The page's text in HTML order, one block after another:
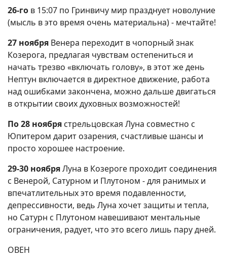
26-го в 15:07 по Гринвичу мир празднует новолуние
(мысль в это время очень материальна) - мечтайте!
27 ноября Венера переходит в чопорный знак
Козерога, предлагая чувствам остепениться и
начать трезво «включать голову», в этот же день
Нептун включается в директное движение, работа
над ошибками закончена, можно дальше двигаться
в открытии своих духовных возможностей!
По 28 ноября стрельцовская Луна совместно с
Юпитером дарит озарения, счастливые шансы и
просто хорошее настроение.
29-30 ноябряЛуна в Козероге проходит соединения
с Венерой, Сатурном и Плутоном - для ранимых и
впечатлительных это время подавленности,
депрессивности, ведь Луна хочет защиты и тепла,
но Сатурн с Плутоном навешивают ментальные
ограничения, радует, что это всего лишь пару дней.
ОВЕН